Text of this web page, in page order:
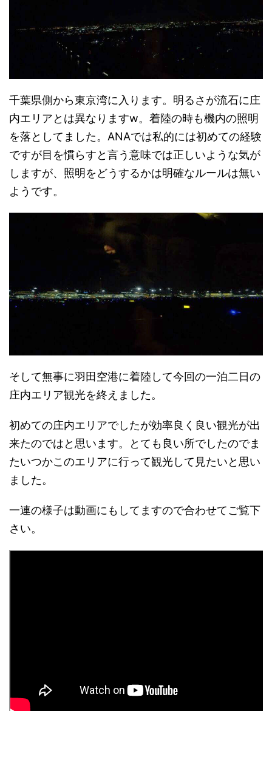
千葉県側から東京湾に入ります。明るさが流石に庄
内エリアとは異なりますw。着陸の時も機内の照明
を落としてました。ANAでは私的には初めての経験
ですが目を慣らすと言う意味では正しいような気が
しますが、照明をどうするかは明確なルールは無い
ようです。
そして無事に羽田空港に着陸して今回の一泊二日の
庄内エリア観光を終えました。
初めての庄内エリアでしたが効率良く良い観光が出
来たのではと思います。とても良い所でしたのでま
たいつかこのエリアに行って観光して見たいと思い
ました。
一連の様子は動画にもしてますので合わせてご覧下
さい。